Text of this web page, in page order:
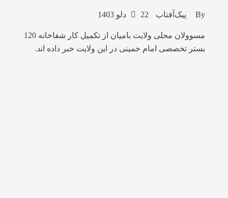
By پیک‌آفتاب 22 دلو 1403
مسوولان محلی ولایت بامیان از تکمیل کار شفاخانه 120
بستر تخصصی امام خمینی در این ولایت خبر داده اند.